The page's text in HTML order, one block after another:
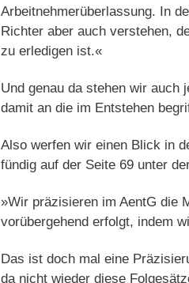
Arbeitnehmerüberlassung. In
Richter aber auch verstehen,
zu erledigen ist.«
Und genau da stehen wir
damit an die im Entstehen
Also werfen wir einen Blick in
fündig auf der Seite 69 unter
»Wir präzisieren im AentG die
vorübergehend erfolgt, indem
Das ist doch mal eine
da nicht wieder diese